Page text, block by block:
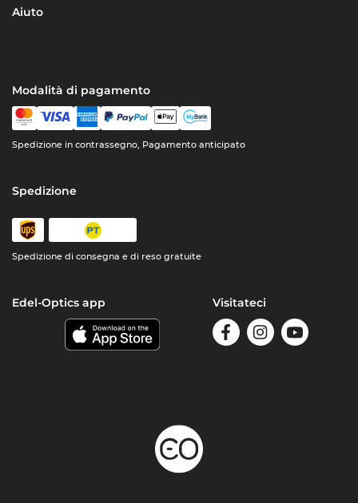
Aiuto
Modalità di pagamento
Spedizione in contrassegno, Pagamento anticipato
Spedizione
Spedizione di consegna e di reso gratuite
Edel-Optics app Visitateci